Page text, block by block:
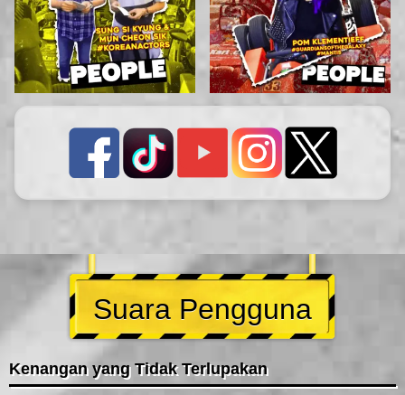
Suara Pengguna
Kenangan yang Tidak Terlupakan